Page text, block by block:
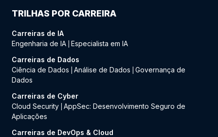
TRILHAS POR CARREIRA
Carreiras de IA
Engenharia de IA Especialista em IA
Carreiras de Dados
Ciência de Dados
Análise de Dados
Governança de
Dados
Carreiras de Cyber
Cloud Security AppSec: Desenvolvimento Seguro de
Aplicações
Carreiras de DevOps & Cloud